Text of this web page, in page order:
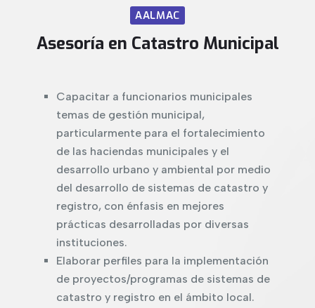
AALMAC
Asesoría en Catastro Municipal
Capacitar a funcionarios municipales
temas de gestión municipal,
particularmente para el fortalecimiento
de las haciendas municipales y el
desarrollo urbano y ambiental por medio
del desarrollo de sistemas de catastro y
registro, con énfasis en mejores
prácticas desarrolladas por diversas
instituciones.
Elaborar perfiles para la implementación
de proyectos/programas de sistemas de
catastro y registro en el ámbito local.